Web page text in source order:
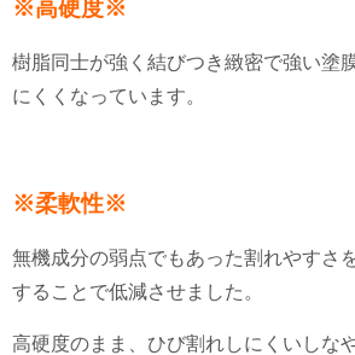
※高硬度※
樹脂同士が強く結びつき緻密で強い塗
にくくなっています。
※柔軟性※
無機成分の弱点でもあった割れやすさ
することで低減させました。
高硬度のまま、ひび割れしにくいしな